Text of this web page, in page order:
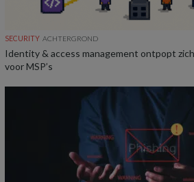
SECURITY ACHTERGROND
Identity & access management ontpopt
voor MSP’s